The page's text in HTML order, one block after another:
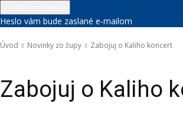
Heslo vám bude zaslané e-mailom
Úvod Novinky zo župy Zabojuj o Kaliho koncert
Zabojuj o Kaliho